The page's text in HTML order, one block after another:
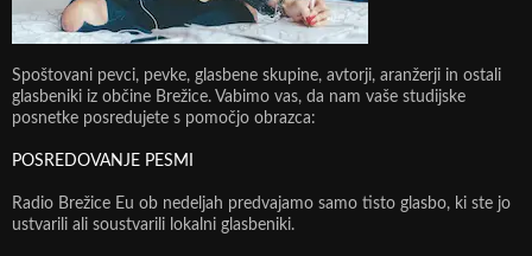
Spoštovani pevci, pevke, glasbene skupine, avtorji, aranžerji in ostali
glasbeniki iz občine Brežice. Vabimo vas, da nam vaše studijske
posnetke posredujete s pomočjo obrazca:
POSREDOVANJE PESMI
Radio Brežice Eu ob nedeljah predvajamo samo tisto glasbo, ki ste jo
ustvarili ali soustvarili lokalni glasbeniki.